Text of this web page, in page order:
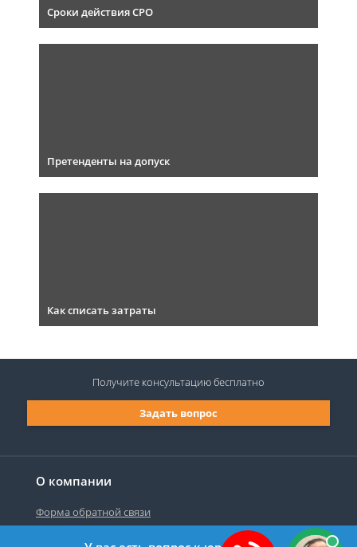
Сроки действия СРО
Претенденты на допуск
Как списать затраты
О компании
Форма обратной связи
Задать вопрос
Получите консультациюбесплатно